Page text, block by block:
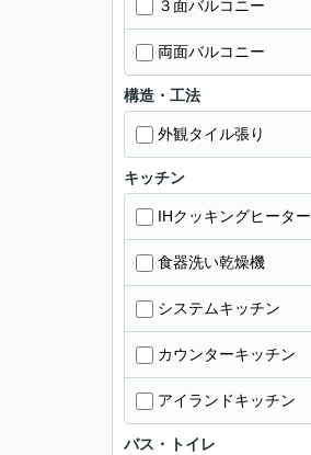
３面バルコニー
両面バルコニー
構造・工法
外観タイル張り
キッチン
IHクッキングヒーター
食器洗い乾燥機
システムキッチン
カウンターキッチン
アイランドキッチン
バス・トイレ